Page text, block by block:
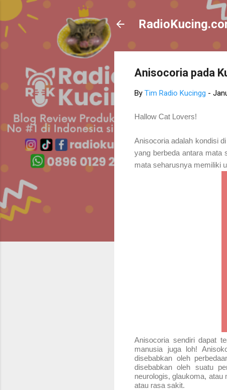
Anisocoria pada
By Tim Radio Kucingg -
Hallow Cat Lovers!
Anisocoria adalah kondisi
yang berbeda antara mata
mata seharusnya memiliki
Anisocoria sendiri dapat
manusia juga loh!
disebabkan oleh
disebabkan oleh suatu
neurologis, glaukoma,
atau rasa sakit.